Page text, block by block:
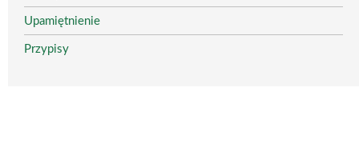
Upamiętnienie
Przypisy